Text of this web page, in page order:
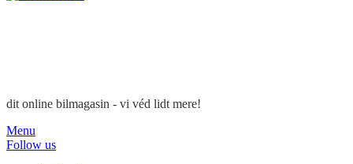
dit online bilmagasin - vi véd lidt mere!
Menu
Follow us